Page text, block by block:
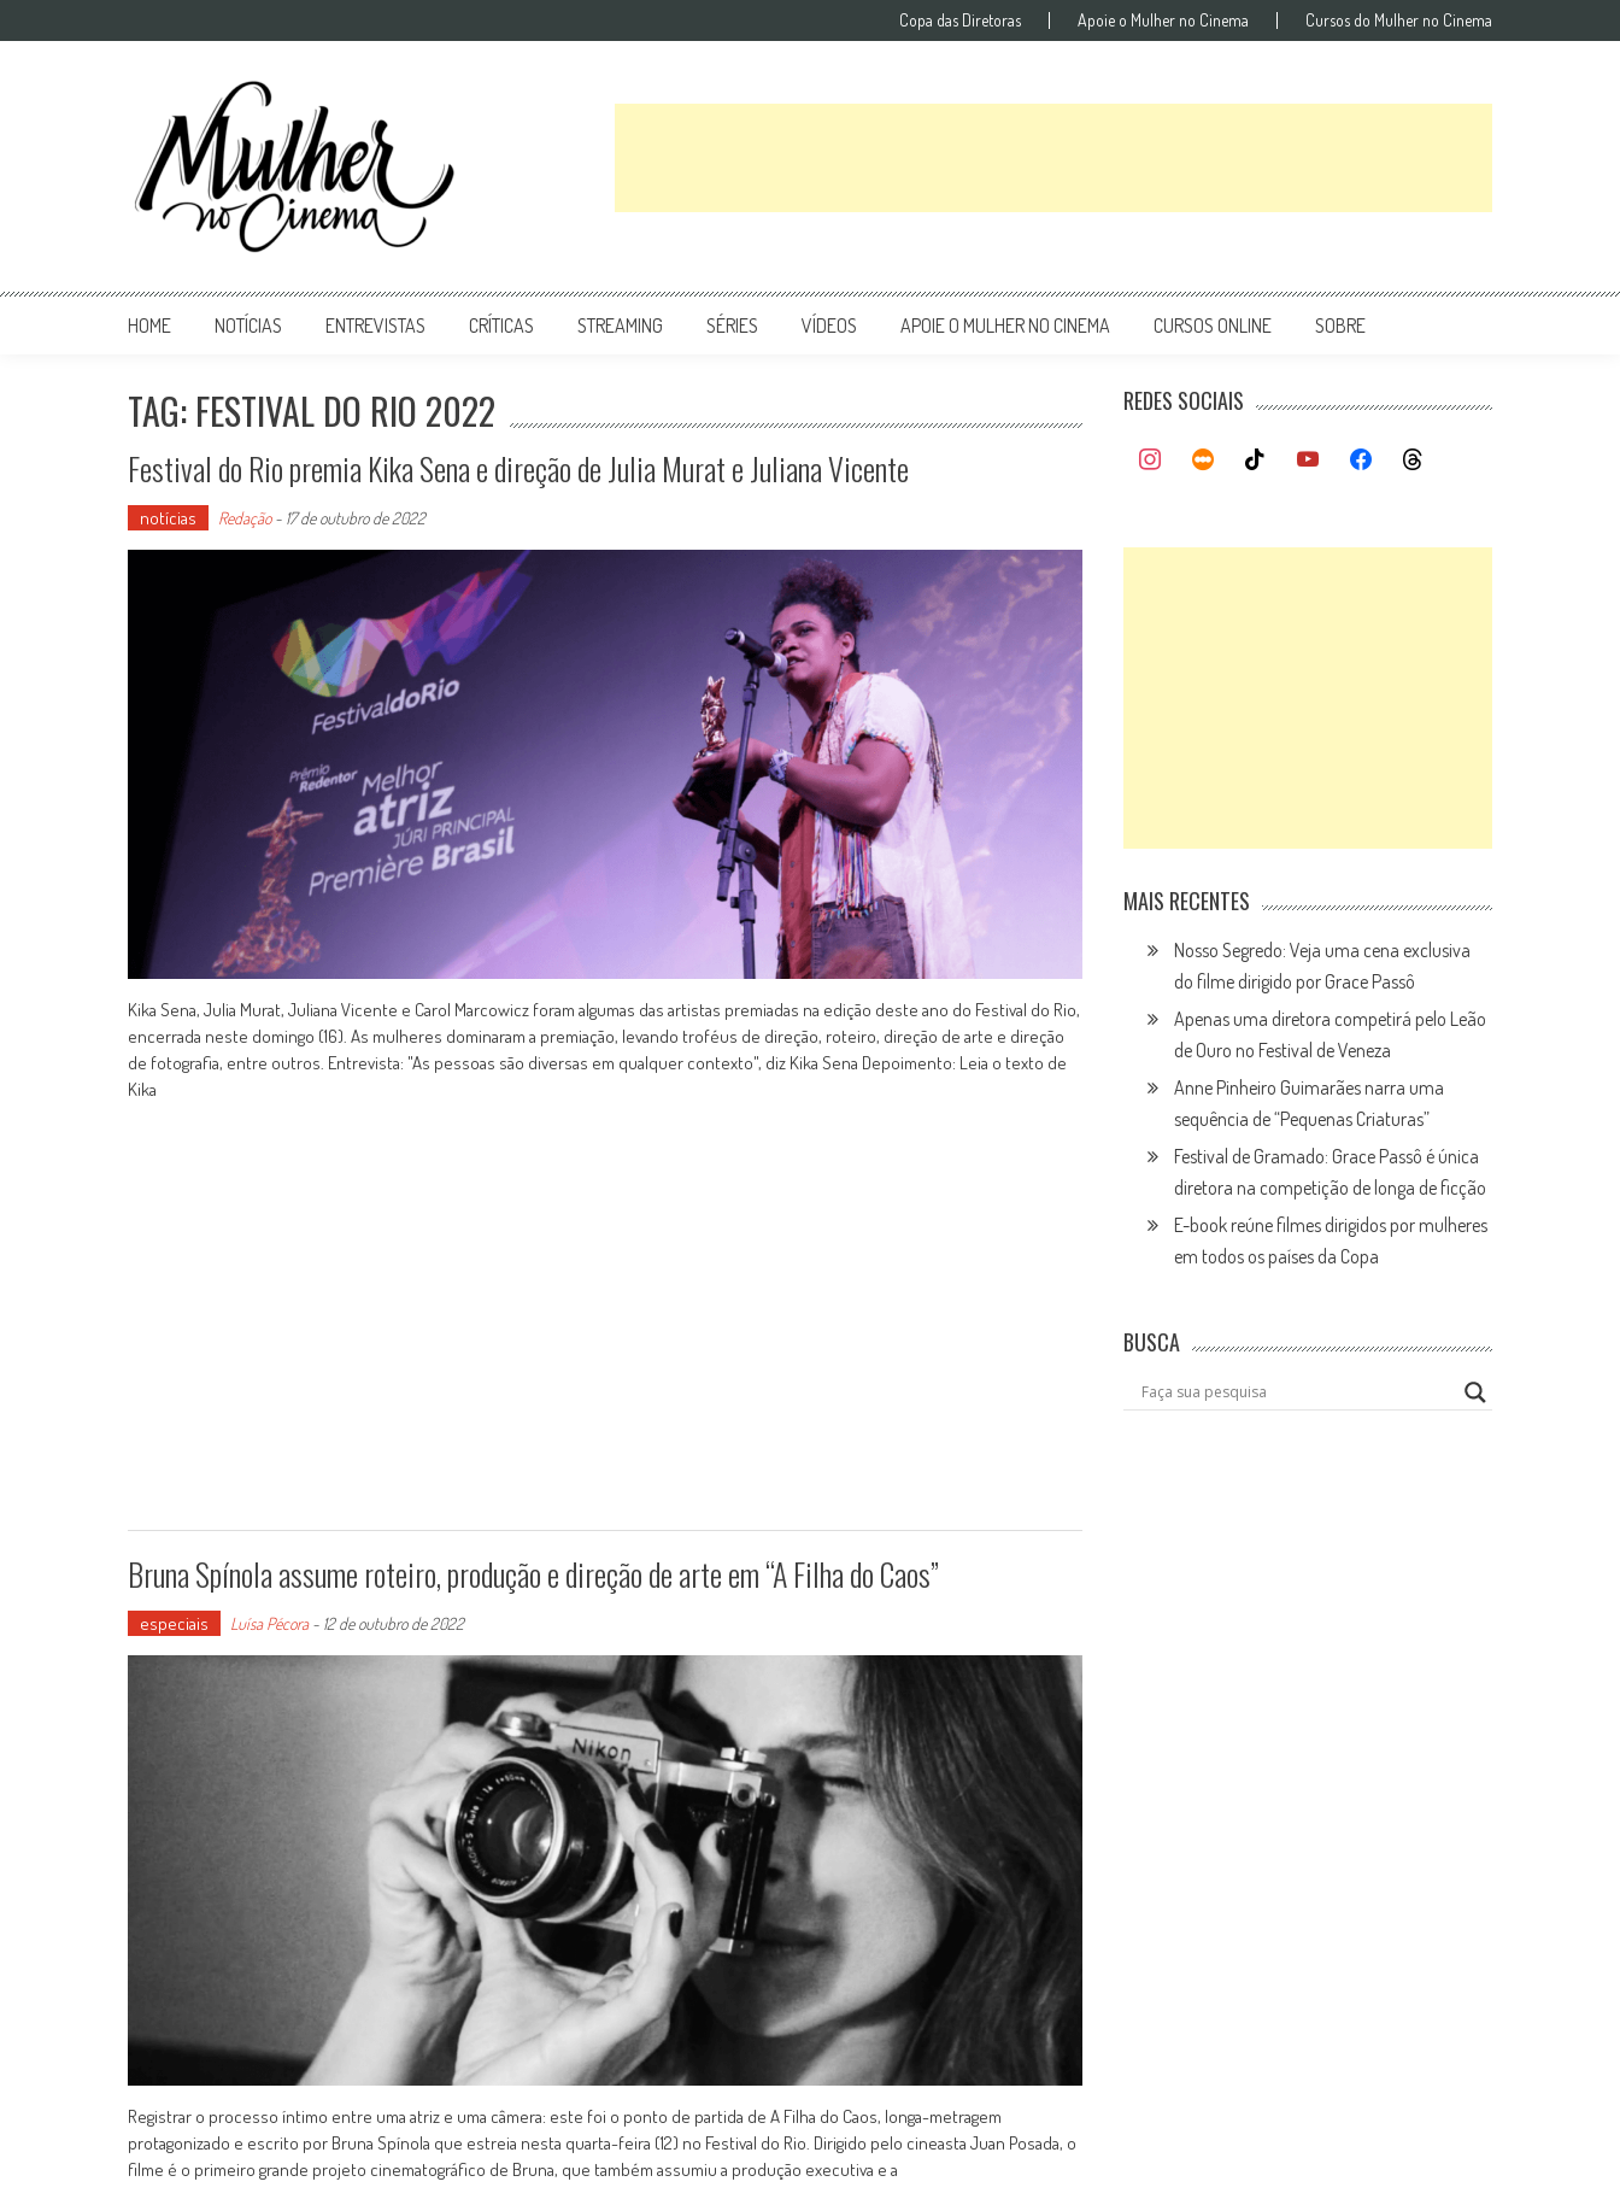
Copa das Diretoras Apoie o Mulher no Cinema Cursos do Mulher no Cinema
Mulher no Cinema
HOME NOTÍCIAS ENTREVISTAS CRÍTICAS STREAMING SÉRIES VÍDEOS APOIE O MULHER NO CINEMA CURSOS ONLINE SOBRE
TAG: FESTIVAL DO RIO 2022
Festival do Rio premia Kika Sena e direção de Julia Murat e Juliana Vicente
notícias Redação- 17 de outubro de 2022
Kika Sena, Julia Murat, Juliana Vicente e Carol Marcowicz foram algumas das artistas premiadas na edição deste ano do Festival do Rio,
encerrada neste domingo (16). As mulheres dominaram a premiação, levando troféus de direção, roteiro, direção de arte e direção
de fotografia, entre outros. Entrevista: "As pessoas são diversas em qualquer contexto", diz Kika Sena Depoimento: Leia o texto de
Kika
Bruna Spínola assume roteiro, produção e direção de arte em “A Filha do Caos”
especiais Luísa Pécora- 12 de outubro de 2022
Registrar o processo íntimo entre uma atriz e uma câmera: este foi o ponto de partida de A Filha do Caos, longa-metragem
protagonizado e escrito por Bruna Spínola que estreia nesta quarta-feira (12) no Festival do Rio. Dirigido pelo cineasta Juan Posada, o
filme é o primeiro grande projeto cinematográfico de Bruna, que também assumiu a produção executiva e a
REDES SOCIAIS
MAIS RECENTES
Nosso Segredo: Veja uma cena exclusiva
do filme dirigido por Grace Passô
Apenas uma diretora competirá pelo Leão
de Ouro no Festival de Veneza
Anne Pinheiro Guimarães narra uma
sequência de “Pequenas Criaturas”
Festival de Gramado: Grace Passô é única
diretora na competição de longa de ficção
E-book reúne filmes dirigidos por mulheres
em todos os países da Copa
BUSCA